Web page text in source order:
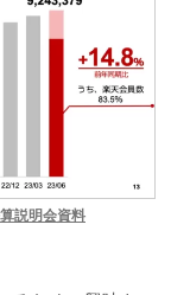
説明会資料